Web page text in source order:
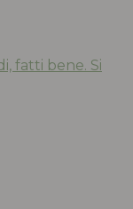
fatti bene. Si